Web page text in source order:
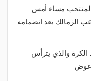
المنتخب مساء أمس
الزمالك بعد انضمامه
والذي يترأس
عوض